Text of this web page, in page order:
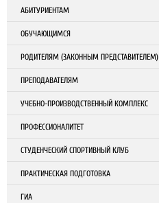
АБИТУРИЕНТАМ
ОБУЧАЮЩИМСЯ
РОДИТЕЛЯМ (ЗАКОННЫМ ПРЕДСТАВИТЕЛЕМ)
ПРЕПОДАВАТЕЛЯМ
УЧЕБНО-ПРОИЗВОДСТВЕННЫЙ КОМПЛЕКС
ПРОФЕССИОНАЛИТЕТ
СТУДЕНЧЕСКИЙ СПОРТИВНЫЙ КЛУБ
ПРАКТИЧЕСКАЯ ПОДГОТОВКА
ГИА